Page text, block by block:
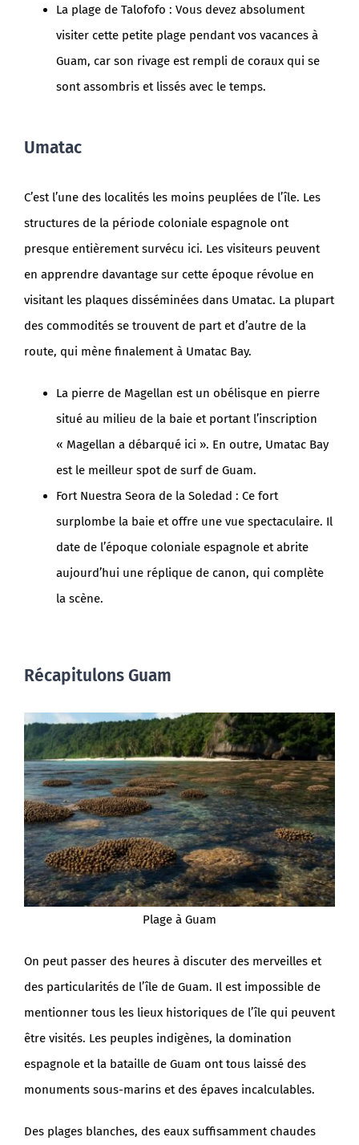
La plage de Talofofo : Vous devez absolument
visiter cette petite plage pendant vos vacances à
Guam, car son rivage est rempli de coraux qui se
sont assombris et lissés avec le temps.
Umatac
C’est l’une des localités les moins peuplées de l’île. Les
structures de la période coloniale espagnole ont
presque entièrement survécu ici. Les visiteurs peuvent
en apprendre davantage sur cette époque révolue en
visitant les plaques disséminées dans Umatac. La plupart
des commodités se trouvent de part et d’autre de la
route, qui mène finalement à Umatac Bay.
La pierre de Magellan est un obélisque en pierre
situé au milieu de la baie et portant l’inscription
« Magellan a débarqué ici ». En outre, Umatac Bay
est le meilleur spot de surf de Guam.
Fort Nuestra Seora de la Soledad : Ce fort
surplombe la baie et offre une vue spectaculaire. Il
date de l’époque coloniale espagnole et abrite
aujourd’hui une réplique de canon, qui complète
la scène.
Récapitulons Guam
Plage à Guam
On peut passer des heures à discuter des merveilles et
des particularités de l’île de Guam. Il est impossible de
mentionner tous les lieux historiques de l’île qui peuvent
être visités. Les peuples indigènes, la domination
espagnole et la bataille de Guam ont tous laissé des
monuments sous-marins et des épaves incalculables.
Des plages blanches, des eaux suffisamment chaudes